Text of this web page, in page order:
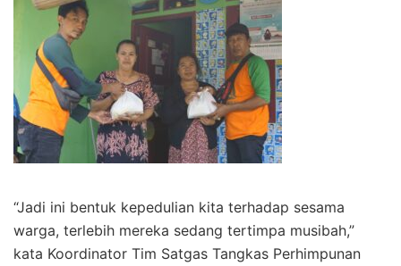
“Jadi ini bentuk kepedulian kita terhadap sesama
warga, terlebih mereka sedang tertimpa musibah,”
kata Koordinator Tim Satgas Tangkas Perhimpunan